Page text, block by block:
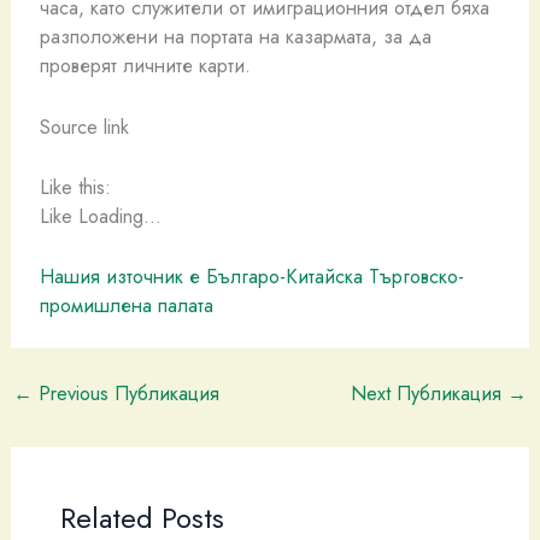
часа, като служители от имиграционния отдел бяха
разположени на портата на казармата, за да
проверят личните карти.
Source link
Like this:
Like Loading…
Нашия източник е Българо-Китайска Търговско-
промишлена палaта
← Previous Публикация Next Публикация →
Related Posts